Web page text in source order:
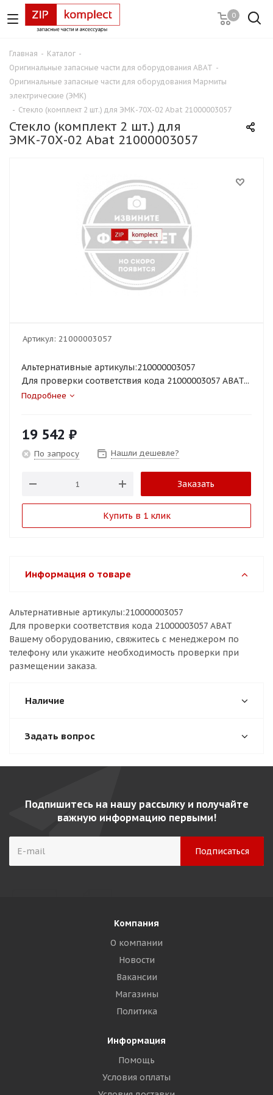
0
Главная - Каталог -
Оригинальные запасные части для оборудования ABAT -
Оригинальные запасные части для оборудования Мармиты
электрические (ЭМК)
- Стекло (комплект 2 шт.) для ЭМК-70Х-02 Abat 21000003057
Стекло (комплект 2 шт.) для
ЭМК-70Х-02 Abat 21000003057
Артикул: 21000003057
Альтернативные артикулы:210000003057
Для проверки соответствия кода 21000003057 ABAT...
Подробнее
19 542 ₽
По запросу Нашли дешевле?
Заказать
Купить в 1 клик
Информация о товаре
Альтернативные артикулы:210000003057
Для проверки соответствия кода 21000003057 ABAT
Вашему оборудованию, свяжитесь с менеджером по
телефону или укажите необходимость проверки при
размещении заказа.
Наличие
Задать вопрос
Подпишитесь на нашу рассылку и получайте
важную информацию первыми!
Компания
О компании
Новости
Вакансии
Магазины
Политика
Информация
Помощь
Условия оплаты